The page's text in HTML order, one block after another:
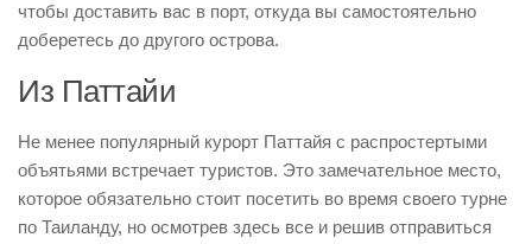
чтобы доставить вас в порт, откуда вы самостоятельно
доберетесь до другого острова.
Из Паттайи
Не менее популярный курорт Паттайя с распростертыми
объятьями встречает туристов. Это замечательное место,
которое обязательно стоит посетить во время своего турне
по Таиланду, но осмотрев здесь все и решив отправиться